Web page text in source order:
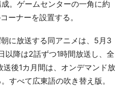
。ゲームセンターの一角に約
ーナーを設置する。
に放送する同アニメは、5月3
以降は2話ずつ1時間放送し、全
後1カ月間は、オンデマンド放
すべて広東語の吹き替え版。